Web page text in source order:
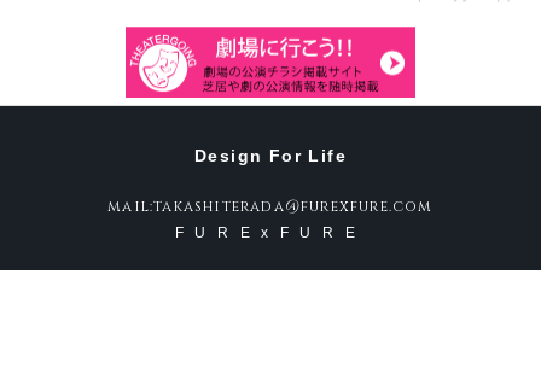
Design For Life
mail:takashiterada@furexfure.com
FURExFURE